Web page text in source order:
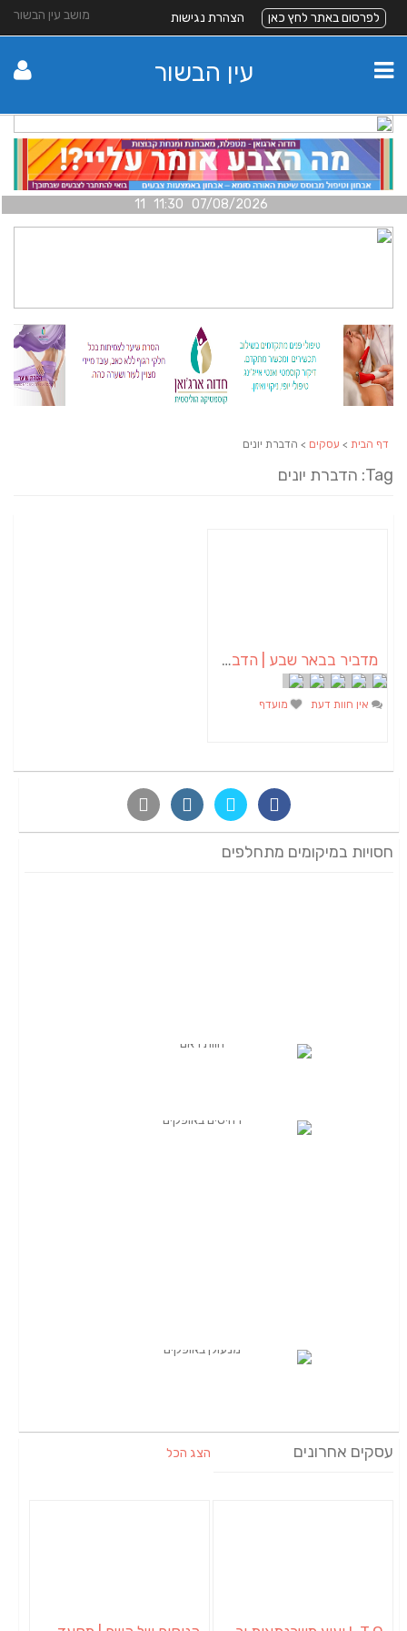
מושב עין הבשור לפרסום באתר לחץ כאן הצהרת נגישות
עין הבשור
07/08/2026 11:30 11
דף הבית > עסקים > הדברת יונים
Tag: הדברת יונים
מדביר בבאר שבע | הדברה בבאר שבע | יוגב הדברות
אין חוות דעת מועדף
חסויות במיקומים מתחלפים
עסקים אחרונים הצג הכל